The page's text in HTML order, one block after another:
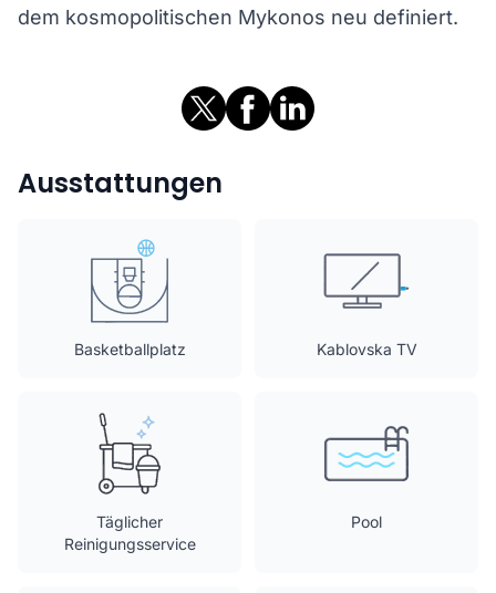
dem kosmopolitischen Mykonos neu definiert.
Ausstattungen
Basketballplatz Kablovska TV
Täglicher
Reinigungsservice
Pool